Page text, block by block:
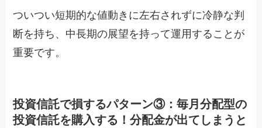
ついつい短期的な値動きに左右されずに冷静な判
断を持ち、中長期の展望を持って運用することが
重要です。
投資信託で損するパターン③：毎月分配型の
投資信託を購入する！分配金が出てしまうと